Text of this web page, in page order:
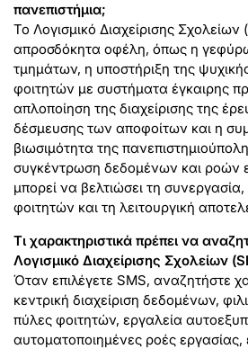
πανεπιστήμια;
Το Λογισμικό Διαχείρισης
απροσδόκητα οφέλη, όπως η
τμημάτων, η υποστήριξη της
φοιτητών με συστήματα έγκαιρης
απλοποίηση της διαχείρισης της
δέσμευσης των αποφοίτων και η
βιωσιμότητα της
συγκέντρωση δεδομένων και ροών
μπορεί να βελτιώσει τη
φοιτητών και τη λειτουργική
Τι χαρακτηριστικά πρέπει να
Λογισμικό Διαχείρισης Σχολείων
Όταν επιλέγετε SMS, αναζητήστε
κεντρική διαχείριση δεδομένων,
πύλες φοιτητών, εργαλεία
αυτοματοποιημένες ροές